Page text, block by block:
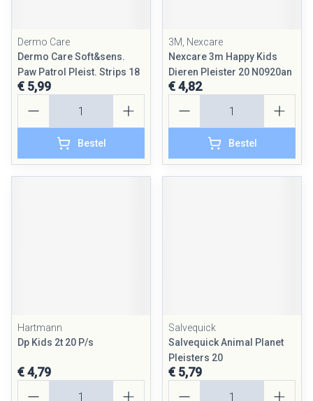
Dermo Care
Dermo Care Soft&sens.
Paw Patrol Pleist. Strips 18
€ 5,99
Bestel
3M, Nexcare
Nexcare 3m Happy Kids
Dieren Pleister 20 N0920an
€ 4,82
Bestel
Hartmann
Dp Kids 2t 20 P/s
€ 4,79
Salvequick
Salvequick Animal Planet
Pleisters 20
€ 5,79